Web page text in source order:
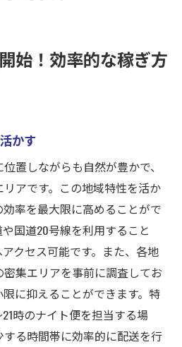
始！効率的な稼ぎ方
かす
置しながらも自然が豊かで、
アです。この地域特性を活か
率を最大限に高めることがで
国道20号線を利用すること
クセス可能です。また、各地
集エリアを事前に調査してお
に抑えることができます。特
時のナイト便を担当する場
る時間帯に効率的に配送を行